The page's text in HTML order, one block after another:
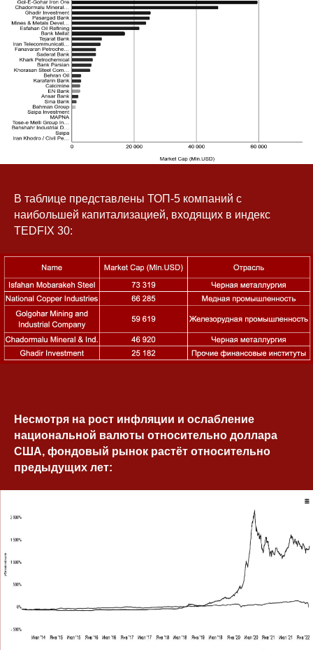
В таблице представлены ТОП-5 компаний с
наибольшей капитализацией, входящих в индекс
TEDFIX 30:
Несмотря на рост инфляции и ослабление
национальной валюты относительно доллара
США, фондовый рынок растёт относительно
предыдущих лет:
сайте или задать его любым
Юлией
+7
Контакты